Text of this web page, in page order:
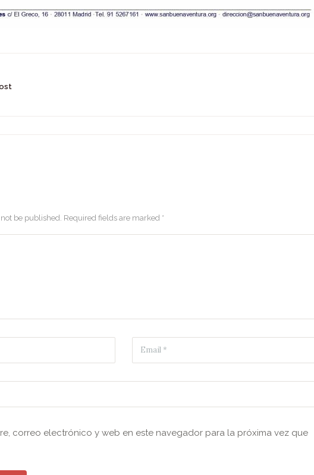
be published. Required fields are marked *
correo electrónico y web en este navegador para la próxima vez que